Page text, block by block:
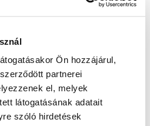
Ön hozzájárul,
partnerei
el, melyek
látogatásának adatait
szóló hirdetések
újratöltése